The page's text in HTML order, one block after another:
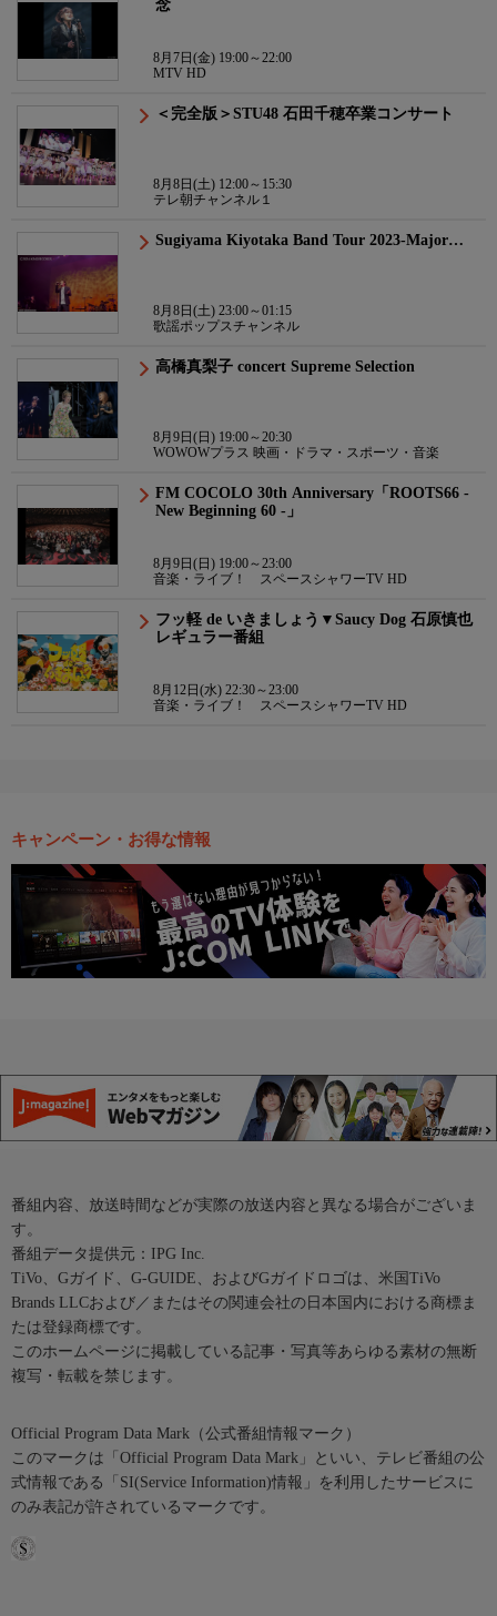
念
8月7日(金) 19:00～22:00
MTV HD
＜完全版＞STU48 石田千穂卒業コンサート
8月8日(土) 12:00～15:30
テレ朝チャンネル１
Sugiyama Kiyotaka Band Tour 2023-Major…
8月8日(土) 23:00～01:15
歌謡ポップスチャンネル
高橋真梨子 concert Supreme Selection
8月9日(日) 19:00～20:30
WOWOWプラス 映画・ドラマ・スポーツ・音楽
FM COCOLO 30th Anniversary「ROOTS66 -
New Beginning 60 -」
8月9日(日) 19:00～23:00
音楽・ライブ！ スペースシャワーTV HD
フッ軽 de いきましょう▼Saucy Dog 石原慎也
レギュラー番組
8月12日(水) 22:30～23:00
音楽・ライブ！ スペースシャワーTV HD
キャンペーン・お得な情報
番組内容、放送時間などが実際の放送内容と異なる場合がございま
す。
番組データ提供元：IPG Inc.
TiVo、Gガイド、G-GUIDE、およびGガイドロゴは、米国TiVo
Brands LLCおよび／またはその関連会社の日本国内における商標ま
たは登録商標です。
このホームページに掲載している記事・写真等あらゆる素材の無断
複写・転載を禁じます。
Official Program Data Mark（公式番組情報マーク）
このマークは「Official Program Data Mark」といい、テレビ番組の公
式情報である「SI(Service Information)情報」を利用したサービスに
のみ表記が許されているマークです。